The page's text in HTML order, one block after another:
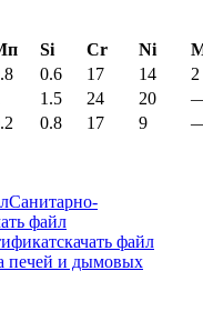
Si Cr Ni
0.6 17 14
2
1.5 24 20
0.8 17 9
Санитарно-
файл
скачать файл
печей и дымовых